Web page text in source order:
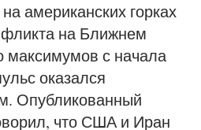
американских горках
на Ближнем
максимумов с начала
оказался
Опубликованный
что США и Иран